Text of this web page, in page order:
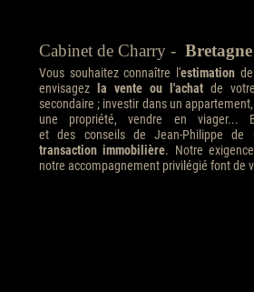
Cabinet de Charry -
Vous souhaitez connaître l'estimation
envisagez la vente ou l'achat de
secondaire ; investir dans un
une propriété, vendre en viager...
et des conseils de Jean-Philippe de
transaction immobilière. Notre
notre accompagnement privilégié font de